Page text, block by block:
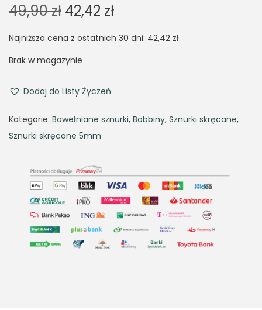
49,90zł O
i
g
n
l
p
i
c
e
w
a
42,42 złC
r
p
c
e
i
s
:
Najniższa cena z ostatnich 30 dni: 42,42 zł.
Brak w magazynie
Dodaj do Listy Życzeń
Kategorie: Bawełniane sznurki, Bobbiny, Sznurki skręcane,
Sznurki skręcane 5mm